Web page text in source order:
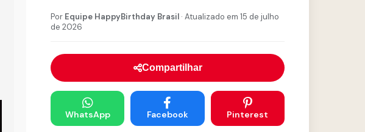
Por Equipe HappyBirthday Brasil · Atualizado em 15 de julho
de 2026
Compartilhar
WhatsApp Facebook Pinterest